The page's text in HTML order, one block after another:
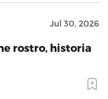
Jul 30, 2026
rostro, historia